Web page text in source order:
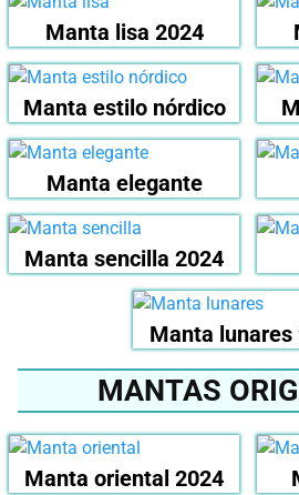
Manta lisa 2024
Manta estilo nórdico
Manta elegante
Manta sencilla 2024
Manta lunares
MANTAS
Manta oriental 2024